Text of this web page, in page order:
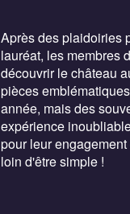
Après des plaidoiries
lauréat, les membres
découvrir le château
pièces
année, mais des
expérience
pour leur
loin d'être simple !